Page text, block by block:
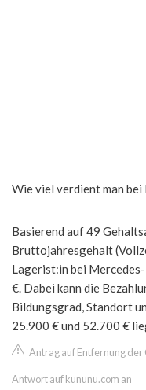
Wie viel verdient man bei
Basierend auf 49
Bruttojahresgehalt
Lagerist:in bei
€. Dabei kann die
Bildungsgrad, Standort
25.900 € und 52.700 €
Antrag auf Entfernung der
Antwort auf kununu.com an